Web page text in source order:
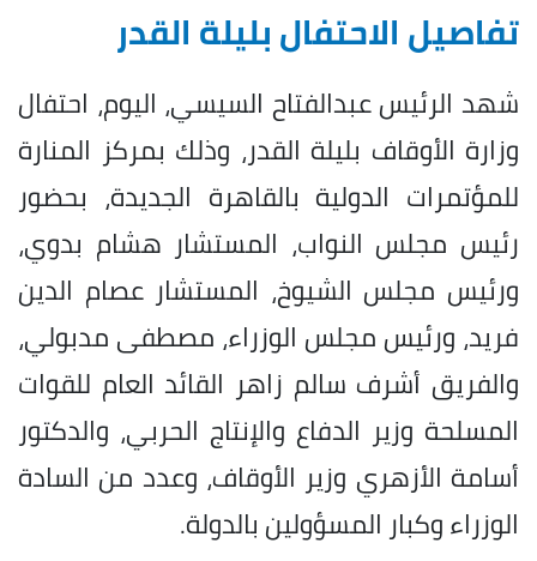
تفاصيل الاحتفال بليلة القدر
شهد الرئيس عبدالفتاح السيسي، اليوم، احتفال
وزارة الأوقاف بليلة القدر، وذلك بمركز المنارة
للمؤتمرات الدولية بالقاهرة الجديدة، بحضور
رئيس مجلس النواب، المستشار هشام بدوي،
ورئيس مجلس الشيوخ، المستشار عصام الدين
فريد، ورئيس مجلس الوزراء، مصطفى مدبولي،
والفريق أشرف سالم زاهر القائد العام للقوات
المسلحة وزير الدفاع والإنتاج الحربي، والدكتور
أسامة الأزهري وزير الأوقاف، وعدد من السادة
الوزراء وكبار المسؤولين بالدولة.